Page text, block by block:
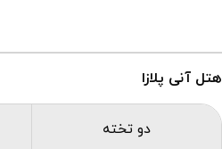
هتل آنی پلازا
دو تخته